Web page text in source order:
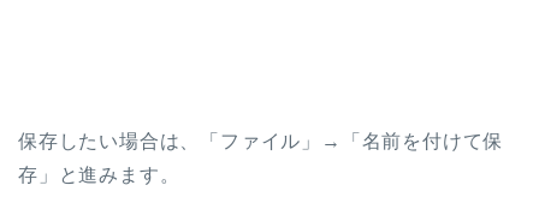
保存したい場合は、「ファイル」→「名前を付けて保
存」と進みます。